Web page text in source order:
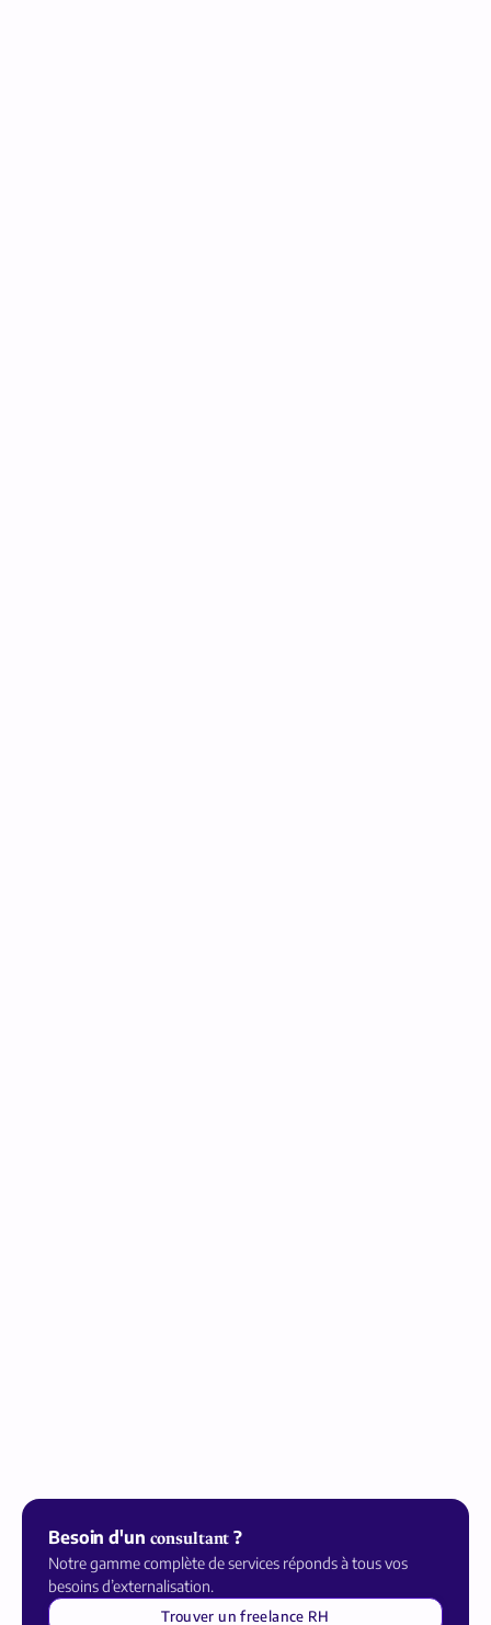
Besoin d'un consultant ?
Notre gamme complète de services réponds à tous vos
besoins d’externalisation.
Trouver un freelance RH